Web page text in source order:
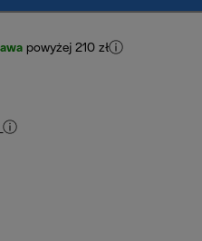
powyżej 210 zł